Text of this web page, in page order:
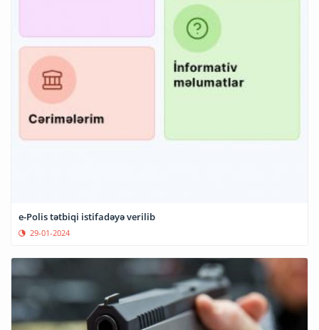
e-Polis tətbiqi istifadəyə verilib
29-01-2024